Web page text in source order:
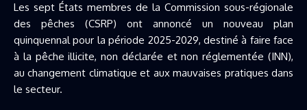
Les sept États membres de la Commission sous-régionale
des pêches (CSRP) ont annoncé un nouveau plan
quinquennal pour la période 2025-2029, destiné à faire face
à la pêche illicite, non déclarée et non réglementée (INN),
au changement climatique et aux mauvaises pratiques dans
le secteur.